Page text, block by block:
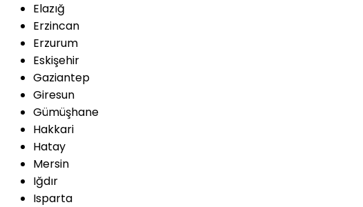
Elazığ
Erzincan
Erzurum
Eskişehir
Gaziantep
Giresun
Gümüşhane
Hakkari
Hatay
Mersin
Iğdır
Isparta